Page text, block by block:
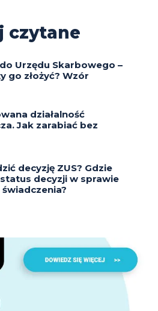
czytane
Urzędu Skarbowego –
go złożyć? Wzór
działalność
Jak zarabiać bez
decyzję ZUS? Gdzie
decyzji w sprawie